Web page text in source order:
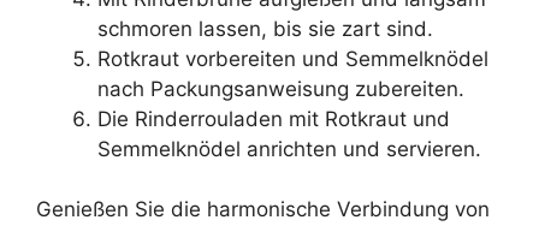
schmoren lassen, bis sie zart sind.
Rotkraut vorbereiten und Semmelknödel
nach Packungsanweisung zubereiten.
Die Rinderrouladen mit Rotkraut und
Semmelknödel anrichten und servieren.
Genießen Sie die harmonische Verbindung von